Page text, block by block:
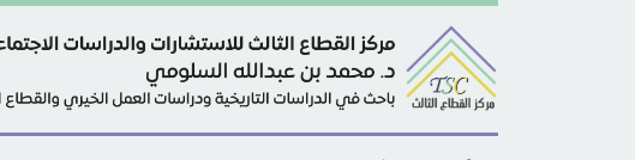
Skip to main content